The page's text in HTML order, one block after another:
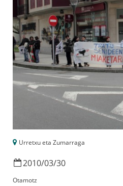
Urretxu eta Zumarraga
2010/03/30
Otamotz